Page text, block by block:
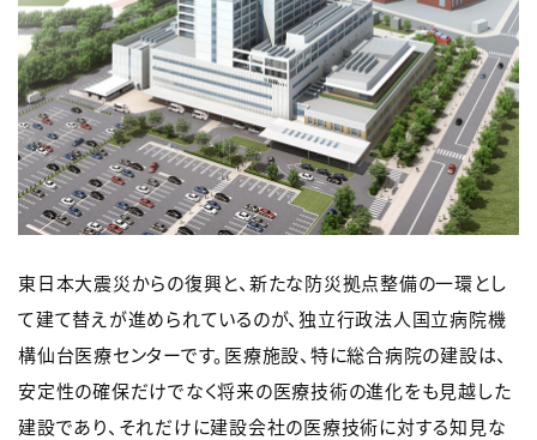
東日本大震災からの復興と、新たな防災拠点整備の一環とし
て建て替えが進められているのが、独立行政法人国立病院機
構仙台医療センターです。医療施設、特に総合病院の建設は、
安定性の確保だけでなく将来の医療技術の進化をも見越した
建設であり、それだけに建設会社の医療技術に対する知見な